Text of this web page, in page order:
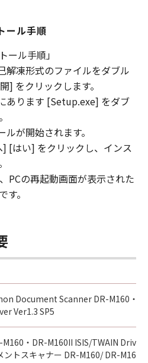
ール手順
ール手順」
解凍形式のファイルをダブル
] をクリックします。
あります [Setup.exe] をダブ
が開始されます。
[はい] をクリックし、インス
PCの再起動画面が表示された
。
Document Scanner DR-M160・
Ver1.3 SP5
M160・DR-M160II ISIS/TWAIN Driver
ントスキャナー DR-M160/ DR-